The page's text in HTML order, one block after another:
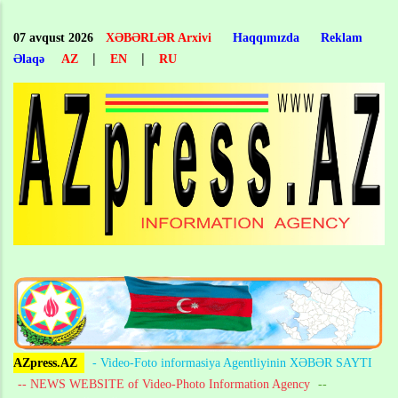
main
content
07 avqust 2026 XƏBƏRLƏR Arxivi Haqqımızda
Reklam
Əlaqə
AZ | EN | RU
AZpress.AZ
- Video-Foto informasiya Agentliyinin XƏBƏR SAYTI
-- NEWS WEBSITE of Video-Photo Information Agency --